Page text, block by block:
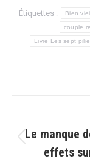
Étiquettes : Bien
couple
Livre Les sept
article
Le manque
effets